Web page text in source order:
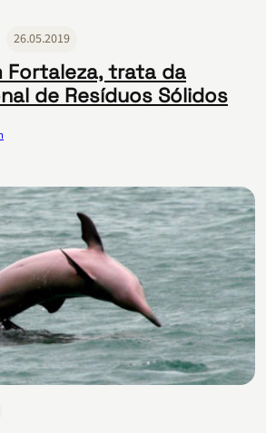
26.05.2019
Fortaleza, trata da
de Resíduos Sólidos